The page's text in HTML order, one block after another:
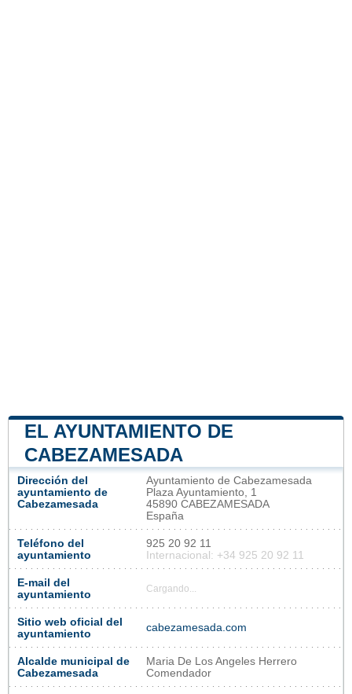
EL AYUNTAMIENTO DE
CABEZAMESADA
Dirección del
ayuntamiento de
Cabezamesada
Ayuntamiento de Cabezamesada
Plaza Ayuntamiento, 1
45890 CABEZAMESADA
España
Teléfono del
ayuntamiento
925 20 92 11
Internacional: +34 925 20 92 11
E-mail del
ayuntamiento
Cargando...
Sitio web oficial del
ayuntamiento
cabezamesada.com
Alcalde municipal de
Cabezamesada
Maria De Los Angeles Herrero
Comendador